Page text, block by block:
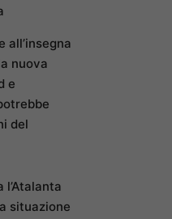
all’insegna
nuova
e
del
l’Atalanta
situazione